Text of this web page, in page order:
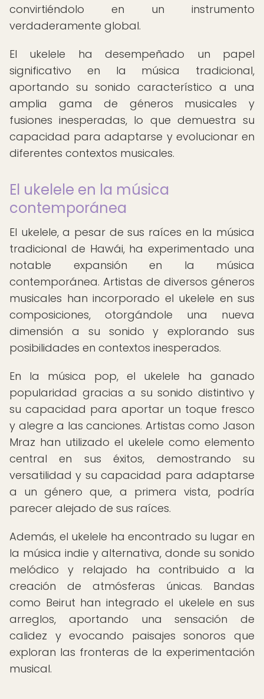
convirtiéndolo en un instrumento
verdaderamente global.
El ukelele ha desempeñado un papel
significativo en la música tradicional,
aportando su sonido característico a una
amplia gama de géneros musicales y
fusiones inesperadas, lo que demuestra su
capacidad para adaptarse y evolucionar en
diferentes contextos musicales.
El ukelele en la música
contemporánea
El ukelele, a pesar de sus raíces en la música
tradicional de Hawái, ha experimentado una
notable expansión en la música
contemporánea. Artistas de diversos géneros
musicales han incorporado el ukelele en sus
composiciones, otorgándole una nueva
dimensión a su sonido y explorando sus
posibilidades en contextos inesperados.
En la música pop, el ukelele ha ganado
popularidad gracias a su sonido distintivo y
su capacidad para aportar un toque fresco
y alegre a las canciones. Artistas como Jason
Mraz han utilizado el ukelele como elemento
central en sus éxitos, demostrando su
versatilidad y su capacidad para adaptarse
a un género que, a primera vista, podría
parecer alejado de sus raíces.
Además, el ukelele ha encontrado su lugar en
la música indie y alternativa, donde su sonido
melódico y relajado ha contribuido a la
creación de atmósferas únicas. Bandas
como Beirut han integrado el ukelele en sus
arreglos, aportando una sensación de
calidez y evocando paisajes sonoros que
exploran las fronteras de la experimentación
musical.